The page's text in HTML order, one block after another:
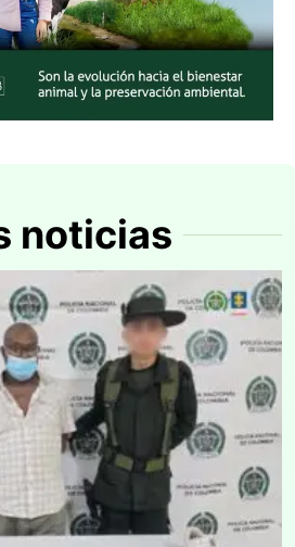
noticias